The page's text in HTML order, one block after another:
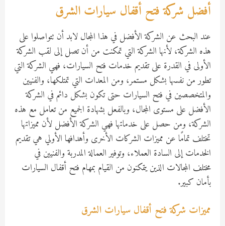
أفضل شركة فتح أقفال سيارات الشرق
عند البحث عن الشركة الأفضل في هذا المجال لابد أن تتواصلوا على
هذه الشركة، لأنها الشركة التي تمكنت من أن تصل إلى لقب الشركة
الأولى في القدرة على تقديم خدمات فتح السيارات، فهي الشركة التي
تطور من نفسها بشكل مستمر، ومن المعدات التي تمتلكها، والفنيين
والمتخصصين في فتح السيارات حتى تكون بشكل دائم في الشركة
الأفضل على مستوى المجال، وبالفعل بشهادة الجميع من تعامل مع هذه
الشركة، ومن حصل على خدماتها فهي الشركة الأفضل لأن مميزاتها
تختلف تمامًا عن مميزات الشركات الأخرى وأهدافها الأولي هي تقديم
الخدمات إلى السادة العملاء، وتوفير العمالة المدربة والفنيين في
مختلف المجالات الذين يتمكنون من القيام بمهام فتح أقفال السيارات
بأمان كبير.
مميزات شركة فتح أقفال سيارات الشرق